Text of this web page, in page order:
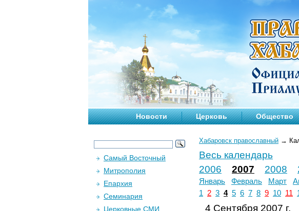
Новости Церковь Общество
Хабаровск православный →
Весь календарь
2006
2007 2008
Январь Февраль Март
1
2 3 4 5 6 7 8 9 10 11
4 Сентября 2007 г.
Самый Восточный
Митрополия
Епархия
Семинария
Церковные СМИ